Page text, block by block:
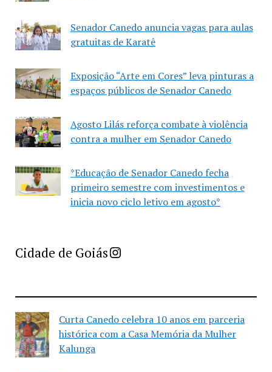
Senador Canedo anuncia vagas para aulas
gratuitas de Karatê
Exposição “Arte em Cores” leva pinturas a
espaços públicos de Senador Canedo
Agosto Lilás reforça combate à violência
contra a mulher em Senador Canedo
*Educação de Senador Canedo fecha
primeiro semestre com investimentos e
inicia novo ciclo letivo em agosto*
Cidade de GoiásImprensa Criativa da Cidade de Goiás
Curta Canedo celebra 10 anos em parceria
histórica com a Casa Memória da Mulher
Kalunga